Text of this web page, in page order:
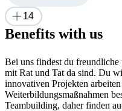
14
Benefits with us
Bei uns findest du
mit Rat und Tat da sind. Du
innovativen Projekten
Weiterbildungsmaßnahmen
Teambuilding, daher finden